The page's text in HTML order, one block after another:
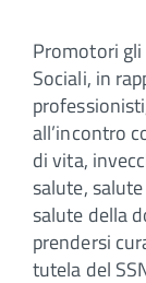
Promotori
Sociali, in
all’incontro
di vita,
salute,
salute della
prendersi
tutela del